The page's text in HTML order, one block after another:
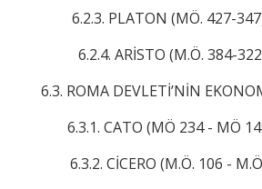
6.2.3. PLATON (MÖ. 427-347)
6.2.4. ARİSTO (M.Ö. 384-
6.3. ROMA DEVLETİ’NİN
6.3.1. CATO (MÖ 234 - MÖ 149)
6.3.2. CİCERO (M.Ö. 106 - M.Ö.